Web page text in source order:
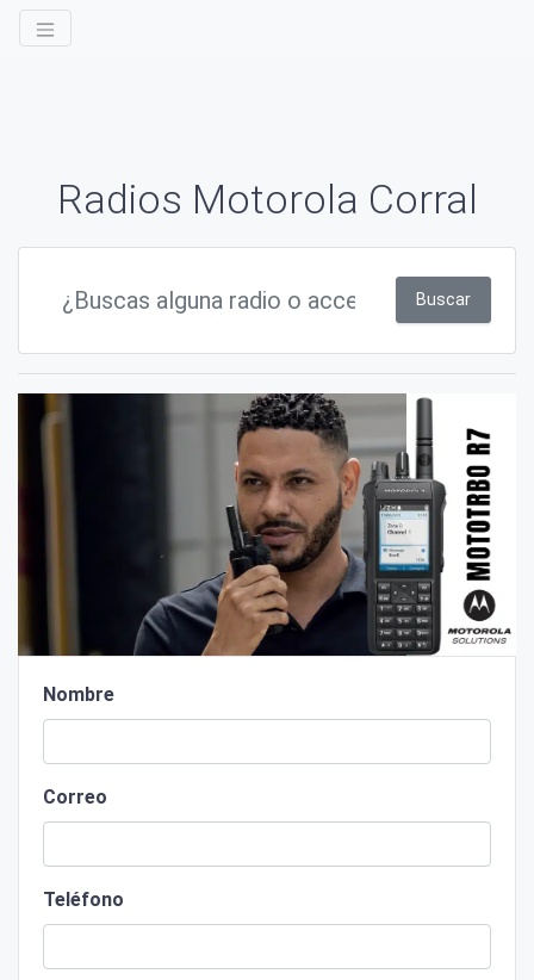
Radios Motorola Corral
Buscar
Nombre
Correo
Teléfono